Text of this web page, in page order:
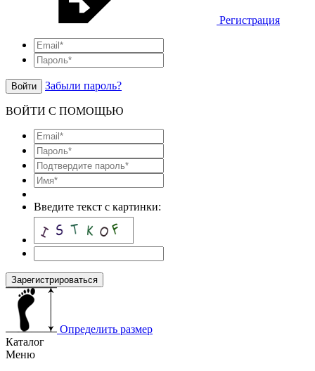
Регистрация
Войти Забыли пароль?
ВОЙТИ С ПОМОЩЬЮ
Введите текст с картинки:
Зарегистрироваться
Определить размер
Каталог
Меню